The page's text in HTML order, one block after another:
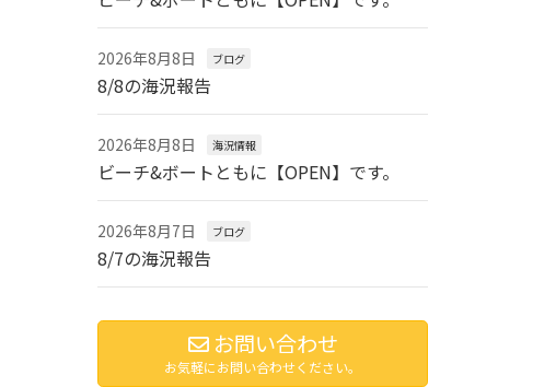
2026年8月8日 ブログ
8/8の海況報告
2026年8月8日 海況情報
ビーチ&ボートともに【OPEN】です。
2026年8月7日 ブログ
8/7の海況報告
お問い合わせ
お気軽にお問い合わせください。